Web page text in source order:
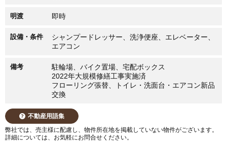
明渡 即時
設備・条件
シャンプードレッサー、洗浄便座、エレベーター、
エアコン
備考
駐輪場、バイク置場、宅配ボックス
2022年大規模修繕工事実施済
フローリング張替、トイレ・洗面台・エアコン新品
交換
不動産用語集
弊社では、売主様に配慮し、物件所在地を掲載していない物件がございます。
詳細については、お気軽にお問合せください。